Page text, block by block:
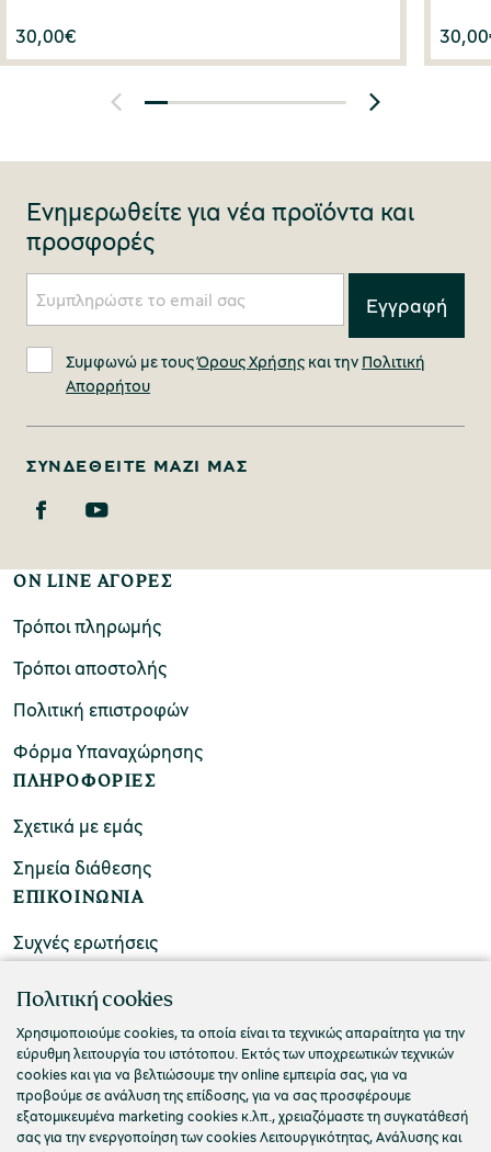
30,00€ 30,00
Ενημερωθείτε για νέα προϊόντα και
προσφορές
Συμφωνώ με τουςΌρους Χρήσης και την Πολιτική
Απορρήτου
ΣΥΝΔΕΘΕΊΤΕ ΜΑΖΊ ΜΑΣ
ON LINE ΑΓΟΡΕΣ
Τρόποι πληρωμής
Τρόποι αποστολής
Πολιτική επιστροφών
Φόρμα Υπαναχώρησης
ΠΛΗΡΟΦΟΡΙΕΣ
Σχετικά με εμάς
Σημεία διάθεσης
ΕΠΙΚΟΙΝΩΝΙΑ
Συχνές ερωτήσεις
Επικοινωνήστε μαζί μας
Πολιτική cookies
Χρησιμοποιούμε cookies, τα οποία είναι τα τεχνικώς απαραίτητα για την
εύρυθμη λειτουργία του ιστότοπου. Εκτός των υποχρεωτικών τεχνικών
cookies και για να βελτιώσουμε την online εμπειρία σας, για να
προβούμε σε ανάλυση της επίδοσης, για να σας προσφέρουμε
εξατομικευμένα marketing cookies κ.λπ., χρειαζόμαστε τη συγκατάθεσή
σας για την ενεργοποίηση των cookies Λειτουργικότητας, Ανάλυσης και